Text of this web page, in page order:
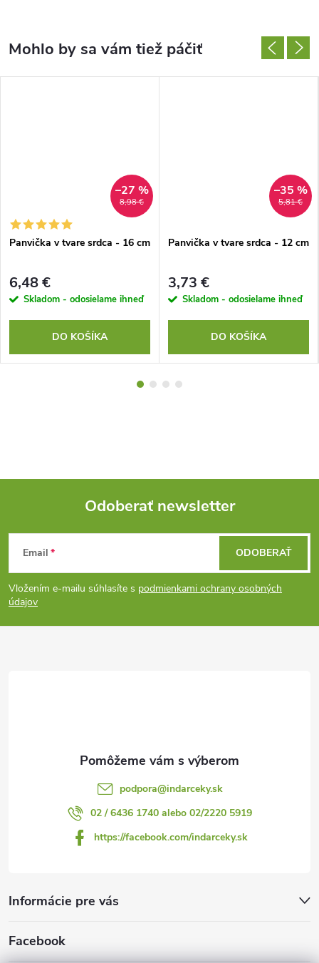
8,98 €
–27 %
Panvička v tvare srdca - 16 cm
6,48 €
Skladom - odosielame ihneď
DO KOŠÍKA
5,81 €
–35 %
Panvička v tvare srdca - 12 cm
3,73 €
Skladom - odosielame ihneď
DO KOŠÍKA
Z
á
p
Odoberať newsletter
Email
Vložením e-mailu súhlasíte s podmienkami ochrany osobných
údajov
ODOBERAŤ
podpora@indarceky.sk
02 / 6436 1740 alebo 02/2220 5919
https://facebook.com/indarceky.sk
Informácie pre vás
Facebook